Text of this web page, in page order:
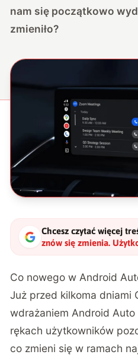
nam się początkowo
zmieniło?
Chcesz czytać więcej
znów się zmienia.
interfejs"?
Co nowego w Android
Już przed kilkoma dniami
wdrażaniem Android
rękach użytkowników
co zmieni się w ramach